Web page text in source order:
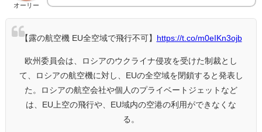
オーリー
【露の航空機 EU全空域で飛行不可】 https://t.co/m0eIKn3ojb
欧州委員会は、ロシアのウクライナ侵攻を受けた制裁とし
て、ロシアの航空機に対し、EUの全空域を閉鎖すると発表し
た。ロシアの航空会社や個人のプライベートジェットなど
は、EU上空の飛行や、EU域内の空港の利用ができなくな
る。